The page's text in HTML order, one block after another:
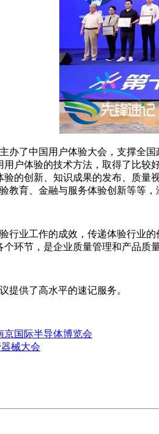
了中国用户体验大会，支撑全
户体验的技术方法，取得了比较
的创新、知识成果的发布、质量
教育、金融与服务体验创新等等，
业工作的成效，传递体验行业的
环节，是企业质量管理和产品质
供了高水平的速记服务。
京国际半导体博览会
械大会